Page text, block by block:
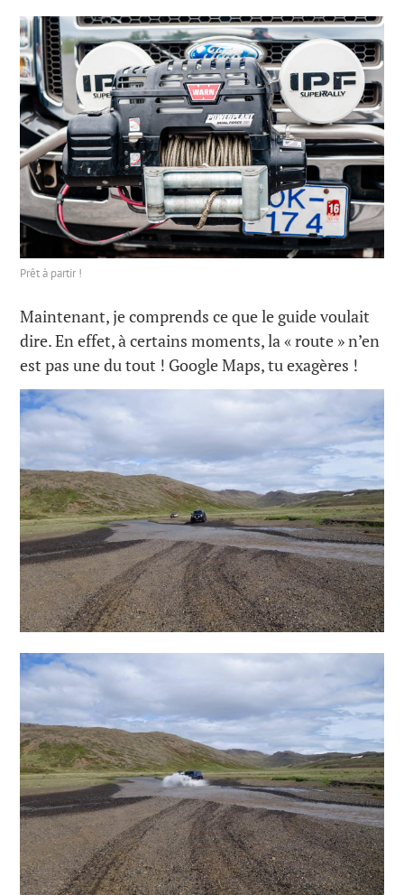
Prêt à partir !
Maintenant, je comprends ce que le guide voulait
dire. En effet, à certains moments, la « route » n’en
est pas une du tout ! Google Maps, tu exagères !